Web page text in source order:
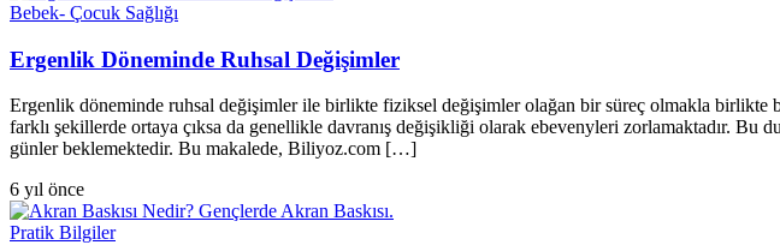
Bebek- Çocuk Sağlığı
Ergenlik Döneminde Ruhsal Değişimler
Ergenlik döneminde ruhsal değişimler ile birlikte fiziksel değişimler olağan bir süreç olmakla birlikte
farklı şekillerde ortaya çıksa da genellikle davranış değişikliği olarak ebevenyleri zorlamaktadır.
günler beklemektedir. Bu makalede, Biliyoz.com […]
6 yıl önce
Pratik Bilgiler